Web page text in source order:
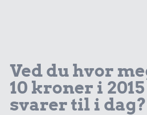
Ved du hvor
10 kroner i 2015
svarer til i dag?